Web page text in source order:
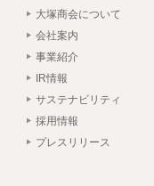
大塚商会について
会社案内
事業紹介
IR情報
サステナビリティ
採用情報
プレスリリース